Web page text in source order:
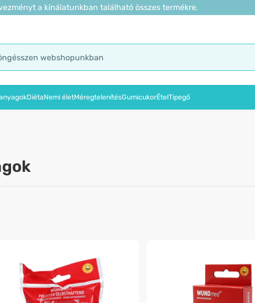
a kínálatunkban található összes termékre.
DiétaNemi életMéregtelenítésGumicukorÉtelTipegő